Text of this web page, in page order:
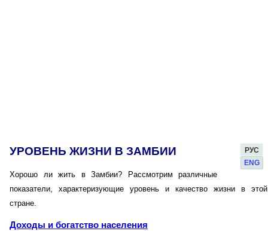
РУС
ENG
УРОВЕНЬ ЖИЗНИ В ЗАМБИИ
Хорошо ли жить в Замбии? Рассмотрим различные
показатели, характеризующие уровень и качество жизни в этой
стране.
Доходы и богатство населения